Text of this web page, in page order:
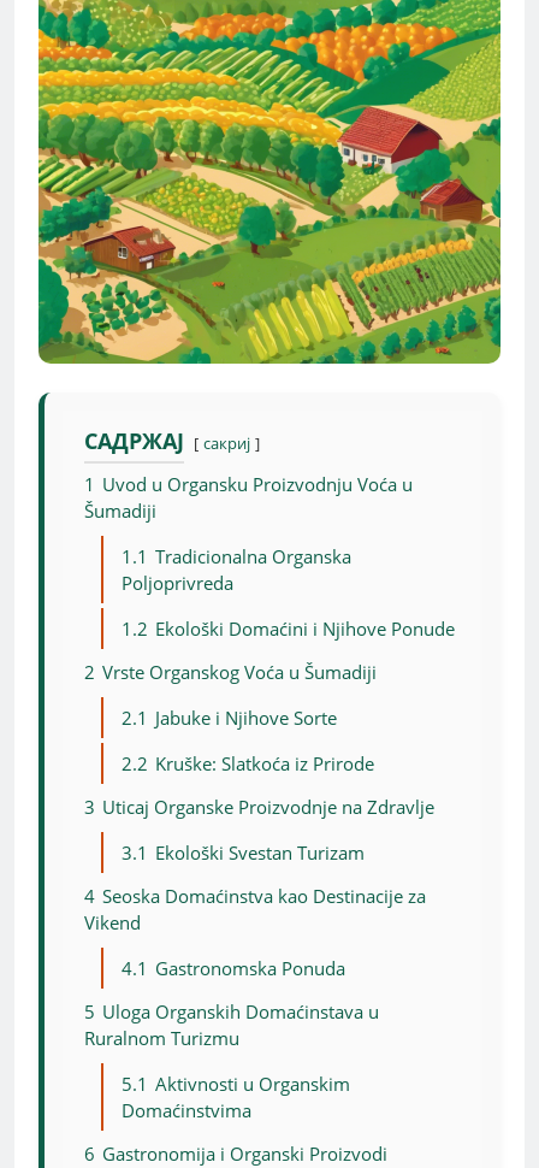
САДРЖАЈ сакриј
1 Uvod u Organsku Proizvodnju Voća u
Šumadiji
1.1 Tradicionalna Organska
Poljoprivreda
1.2 Ekološki Domaćini i Njihove Ponude
2 Vrste Organskog Voća u Šumadiji
2.1 Jabuke i Njihove Sorte
2.2 Kruške: Slatkoća iz Prirode
3 Uticaj Organske Proizvodnje na Zdravlje
3.1 Ekološki Svestan Turizam
4 Seoska Domaćinstva kao Destinacije za
Vikend
4.1 Gastronomska Ponuda
5 Uloga Organskih Domaćinstava u
Ruralnom Turizmu
5.1 Aktivnosti u Organskim
Domaćinstvima
6 Gastronomija i Organski Proizvodi